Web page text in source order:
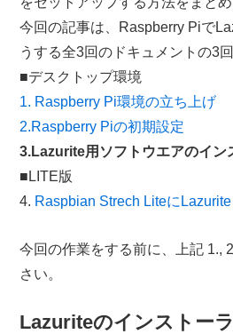
今回の記事は、Raspberry Piで
うする全3回のドキュメントの3
■デスクトップ環境
1. Raspberry Pi環境の立ち上げ
2.Raspberry Piの初期設定
3.Lazurite用ソフトウエアのイン
■LITE版
4. Raspbian Strech Liteに
今回の作業をする前に、上記 1.,
さい。
Lazuriteのインストー